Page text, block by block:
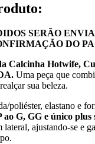
:
SERÃO
DO
Calcinha Hotwife,
Uma peça que
sua beleza.
poliéster, elastano e
G, GG e único plus
lateral, ajustando-se e